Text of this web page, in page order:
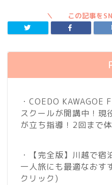
・COEDO KAWAGOE
スクールが開講中！現
が立ち指導！2回まで
・【完全版】川越で宿
一人旅にも最適なおす
クリック)